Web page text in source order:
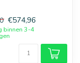
€574,96
binnen 3-4